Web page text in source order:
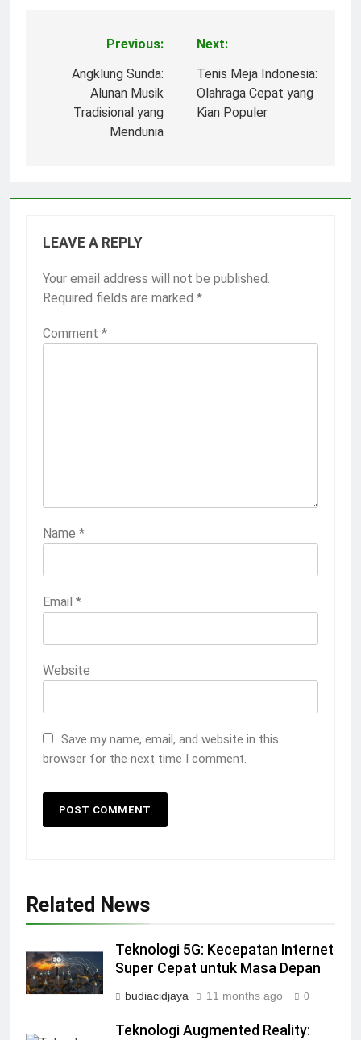
navigation
Previous:
Angklung Sunda:
Alunan Musik
Tradisional yang
Mendunia
Next:
Tenis Meja Indonesia:
Olahraga Cepat yang
Kian Populer
LEAVE A REPLY
Your email address will not be published.
Required fields are marked *
Comment *
Name *
Email *
Website
Save my name, email, and website in this
browser for the next time I comment.
Related News
Teknologi 5G: Kecepatan Internet
Super Cepat untuk Masa Depan
budiacidjaya 11 months ago 0
Teknologi Augmented Reality: